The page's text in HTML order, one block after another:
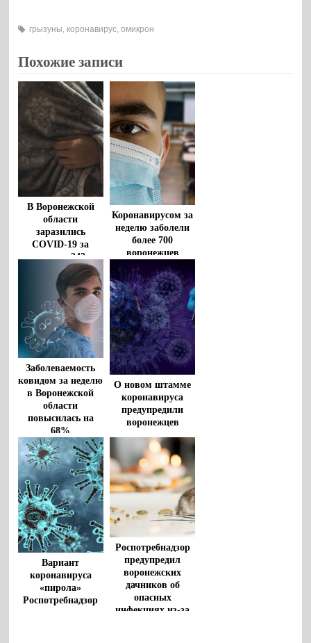
грызуны, коронавирус,омикрон
Похожие записи
В Воронежской
области
заразились
COVID-19 за
неделю 242
человека
Коронавирусом за
неделю заболели
более 700
воронежцев
Заболеваемость
ковидом за неделю
в Воронежской
области
повысилась на
68%
О новом штамме
коронавируса
предупредили
воронежцев
Вариант
коронавируса
«пирола»
Роспотребнадзор
Роспотребнадзор
предупредил
воронежских
дачников об
опасных
инфекциях из-за